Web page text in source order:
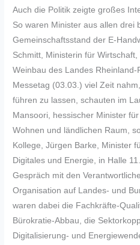
Auch die Politik zeigte großes
So waren Minister aus allen drei
Gemeinschaftsstand der E-
Schmitt, Ministerin für
Weinbau des Landes
Messetag (03.03.) viel Zeit
führen zu lassen, schauten im
Mansoori, hessischer Minister
Wohnen und ländlichen Raum,
Kollege, Jürgen Barke, Minister
Digitales und Energie, in Halle
Gespräch mit den
Organisation auf Landes- und
waren dabei die Fachkräfte-
Bürokratie-Abbau, die
Digitalisierung- und